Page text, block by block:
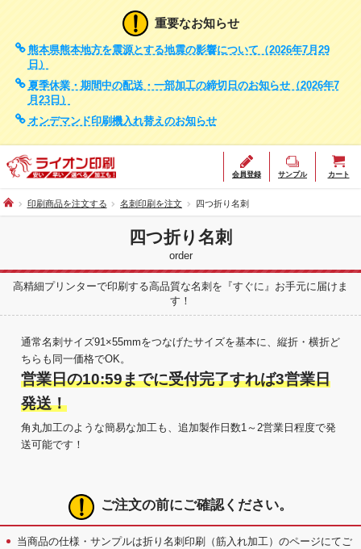
重要なお知らせ
熊本県熊本地方を震源とする地震の影響について（2026年7月29
日）
夏季休業・期間中の配送・一部加工の締切日のお知らせ（2026年7
月23日）
オンデマンド印刷機入れ替えのお知らせ
会員登録 サンプル カート
印刷商品を注文する 名刺印刷を注文 四つ折り名刺
四つ折り名刺
order
高精細プリンターで印刷する高品質な名刺を『すぐに』お手元に届けま
す！
通常名刺サイズ91×55mmをつなげたサイズを基本に、縦折・横折ど
ちらも同一価格でOK。
営業日の10:59までに受付完了すれば3営業日
発送！
角丸加工のような簡易な加工も、追加製作日数1～2営業日程度で発
送可能です！
ご注文の前にご確認ください。
当商品の仕様・サンプルは折り名刺印刷（筋入れ加工）のページにてご